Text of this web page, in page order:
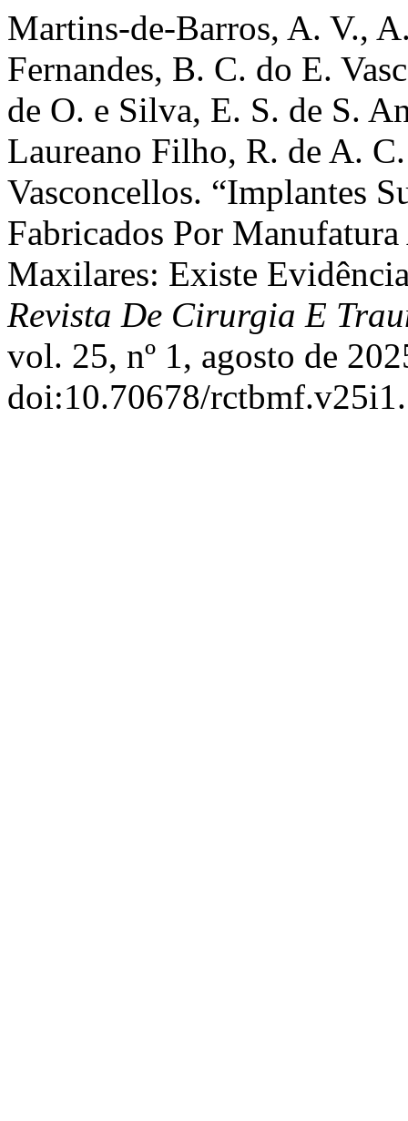
Martins-de-Barros, A. V.,
Fernandes, B. C. do E.
de O. e Silva, E. S. de S.
Laureano Filho, R. de A.
Vasconcellos. “Implantes
Fabricados Por
Maxilares: Existe
Revista De Cirurgia E
vol. 25, nº 1, agosto de
doi:10.70678/